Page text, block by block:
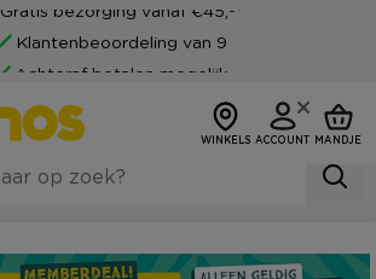
Gratis bezorging vanaf €45,-*
Klantenbeoordeling van 9
Achteraf betalen mogelijk
WINKELS ACCOUNT MANDJE